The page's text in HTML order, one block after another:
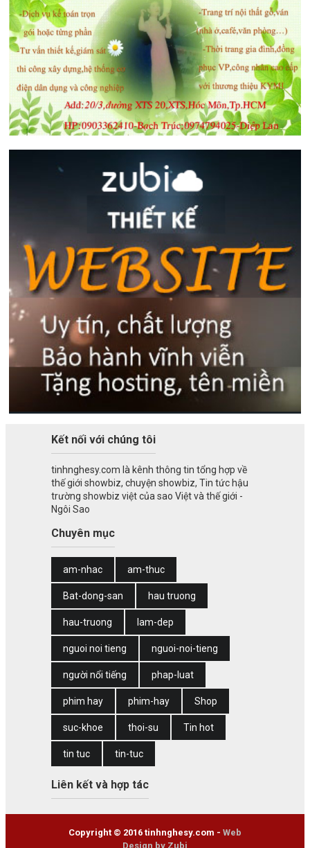
Kết nối với chúng tôi
tinhnghesy.com là kênh thông tin tổng hợp về
thế giới showbiz, chuyện showbiz, Tin tức hậu
trường showbiz việt của sao Việt và thế giới -
Ngôi Sao
Chuyên mục
am-nhac am-thuc
Bat-dong-san hau truong
hau-truong lam-dep
nguoi noi tieng nguoi-noi-tieng
người nổi tiếng phap-luat
phim hay phim-hay Shop
suc-khoe thoi-su Tin hot
tin tuc tin-tuc
Liên kết và hợp tác
Copyright © 2016 tinhnghesy.com - Web
Design by Zubi